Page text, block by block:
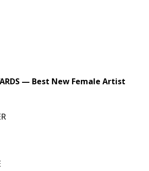
— Best New Female Artist